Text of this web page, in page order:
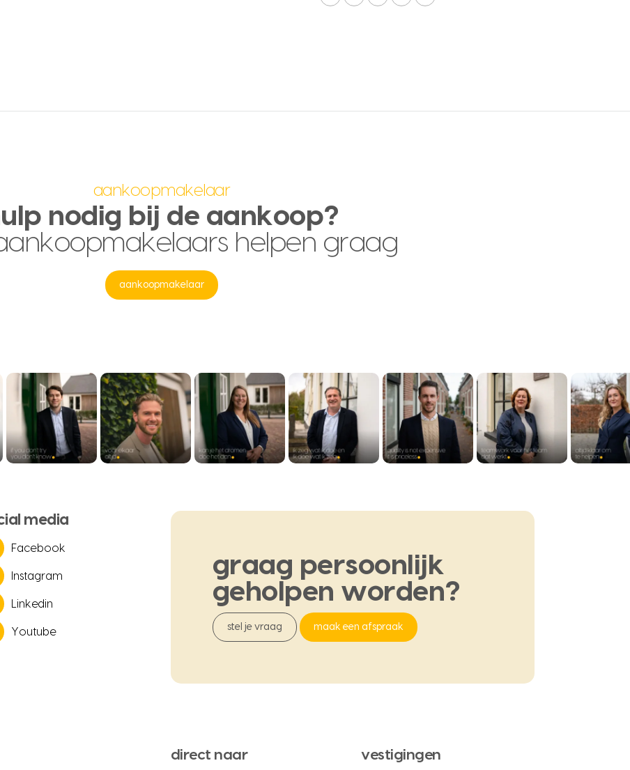
aankoopmakelaar
nodig bij de aankoop?
helpen graag
aankoopmakelaar
media
Facebook
Instagram
Linkedin
Youtube
graag persoonlijk
geholpen worden?
stel je vraag maak een afspraak
direct naar vestigingen